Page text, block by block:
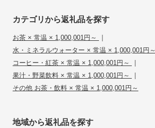
カテゴリから返礼品を探す
お茶 × 常温 × 1,000,001円～ |
水・ミネラルウォーター × 常温 × 1,000,001円～
コーヒー・紅茶 × 常温 × 1,000,001円～ |
果汁・野菜飲料 × 常温 × 1,000,001円～ |
その他 お茶・飲料 × 常温 × 1,000,001円～
地域から返礼品を探す